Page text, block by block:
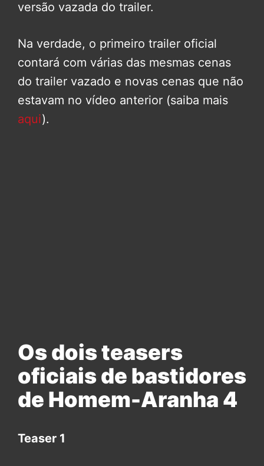
versão vazada do trailer.
Na verdade, o primeiro trailer oficial
contará com várias das mesmas cenas
do trailer vazado e novas cenas que não
estavam no vídeo anterior (saiba mais
aqui).
Os dois teasers
oficiais de bastidores
de Homem-Aranha 4
Teaser 1